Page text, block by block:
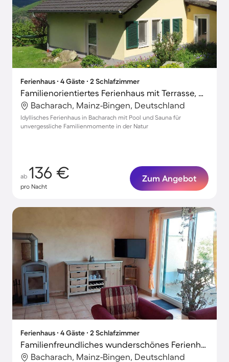
Ferienhaus ∙ 4 Gäste ∙ 2 Schlafzimmer
Familienorientiertes Ferienhaus mit Terrasse, Grill und Sauna | Haustiere sind willkommen
Bacharach, Mainz-Bingen, Deutschland
Idyllisches Ferienhaus in Bacharach mit Pool und Sauna für
unvergessliche Familienmomente in der Natur
ab 136 €
pro Nacht
Zum Angebot
Ferienhaus ∙ 4 Gäste ∙ 2 Schlafzimmer
Familienfreundliches wunderschönes Ferienhaus mit Terrasse, Pool und Grill | Hunde erlaubt
Bacharach, Mainz-Bingen, Deutschland